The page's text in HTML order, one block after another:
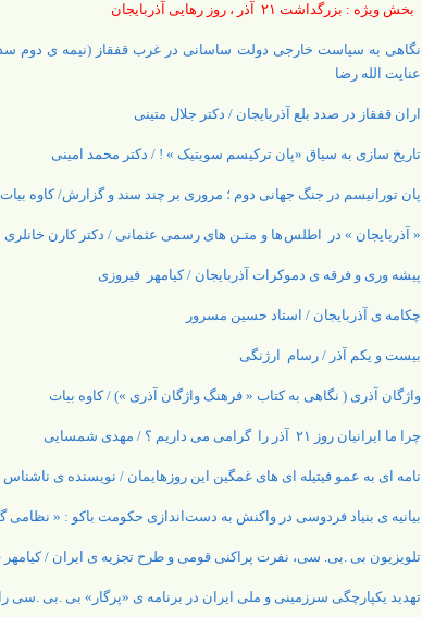
بخش ویژه : بزرگداشت ۲۱ آذر ، روز رهایی آذربایجان
نگاهی به سیاست خارجی دولت ساسانی در غرب قفقاز (نیمه ی دوم
عنایت الله رضا
اران قفقاز در صدد بلع آذربایجان / دکتر جلال متینی
تاریخ سازی به سیاق «پان ترکیسم سویتیک » ! / دکتر محمد امینی
پان تورانیسم در جنگ جهانی دوم ؛ مروری بر چند سند و گزارش/ کاوه بیات
« آذربایجان » در اطلس ها و متـن های رسمی عثمانی / دکتر کارن خانلری
پیشه وری و فرقه ی دموکرات آذربایجان / کیامهر فیروزی
چکامه ی آذربایجان / استاد حسین مسرور
بیست و یکم آذر / رسام ارژنگی
واژگان آذری ( نگاهی به کتاب « فرهنگ واژگان آذری ») / کاوه بیات
چرا ما ایرانیان روز ۲۱ آذر را گرامی می داریم ؟ / مهدی شمسایی
نامه ای به عمو فیتیله ای های غمگین این روزهایمان / نویسنده ی ناشناس
بیانیه ی بنیاد فردوسی در واکنش به دست‌اندازی حکومت باکو : «
تلویزیون بی .بی. سی، نفرت پراکنی قومی و طرح تجزیه ی ایران / کیامهر
تهدید یکپارچگی سرزمینی و ملی ایران در برنامه ی «پرگار» بی .بی .سی